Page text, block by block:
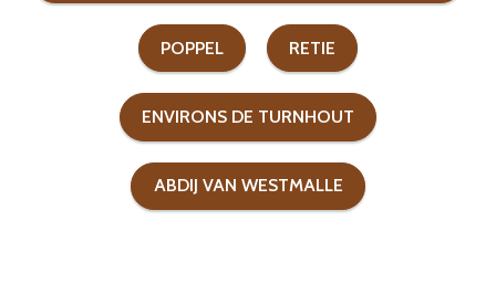
POPPEL RETIE
ENVIRONS DE TURNHOUT
ABDIJ VAN WESTMALLE